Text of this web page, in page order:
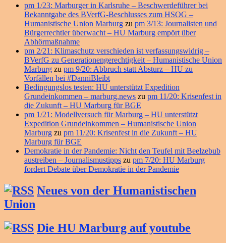
pm 1/23: Marburger in Karlsruhe – Beschwerdeführer bei
Bekanntgabe des BVerfG-Beschlusses zum HSOG –
Humanistische Union Marburg zu pm 3/13: Journalisten und
Bürgerrechtler überwacht – HU Marburg empört über
Abhörmaßnahme
pm 2/21: Klimaschutz verschieden ist verfassungswidrig –
BVerfG zu Generationengerechtigkeit – Humanistische Union
Marburg zu pm 9/20: Abbruch statt Absturz – HU zu
Vorfällen bei #DanniBleibt
Bedingungslos testen: HU unterstützt Expedition
Grundeinkommen – marburg.news zu pm 11/20: Krisenfest in
die Zukunft – HU Marburg für BGE
pm 1/21: Modellversuch für Marburg – HU unterstützt
Expedition Grundeinkommen – Humanistische Union
Marburg zu pm 11/20: Krisenfest in die Zukunft – HU
Marburg für BGE
Demokratie in der Pandemie: Nicht den Teufel mit Beelzebub
austreiben – Journalismustipps zu pm 7/20: HU Marburg
fordert Debate über Demokratie in der Pandemie
Neues von der Humanistischen
Union
Die HU Marburg auf youtube